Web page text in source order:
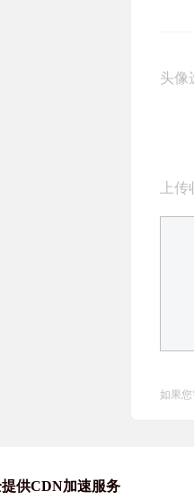
头像
上
如果
供CDN加速服务